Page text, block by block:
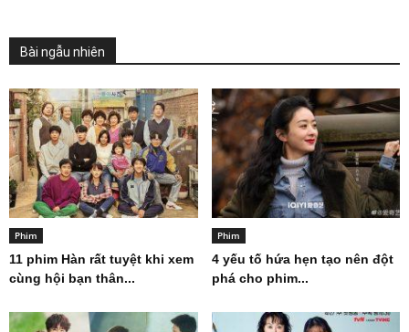
Bài ngẫu nhiên
Phim
11 phim Hàn rất tuyệt khi xem
cùng hội bạn thân...
Phim
4 yếu tố hứa hẹn tạo nên đột
phá cho phim...